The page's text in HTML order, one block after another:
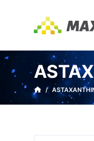
I
h
a
l
/